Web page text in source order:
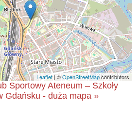
Leaflet| ©OpenStreetMapcontributors
Sportowy Ateneum – Szkoły
Gdańsku - duża mapa »